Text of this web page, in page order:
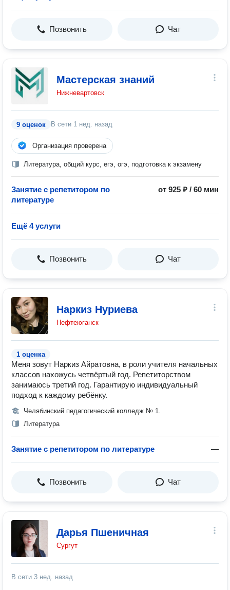
Позвонить Чат
Мастерская знаний
Нижневартовск
9 оценок В сети 1 нед. назад
Организация проверена
Литература, общий курс, егэ, огэ, подготовка к экзамену
Занятие с репетитором по
литературе
от 925 ₽ / 60 мин
Ещё 4 услуги
Позвонить Чат
Наркиз Нуриева
Нефтеюганск
1 оценка
Меня зовут Наркиз Айратовна, в роли учителя начальных
классов нахожусь четвёртый год. Репетиторством
занимаюсь третий год. Гарантирую индивидуальный
подход к каждому ребёнку.
Челябинский педагогический колледж № 1.
Литература
Занятие с репетитором по литературе —
Позвонить Чат
Дарья Пшеничная
Сургут
В сети 3 нед. назад